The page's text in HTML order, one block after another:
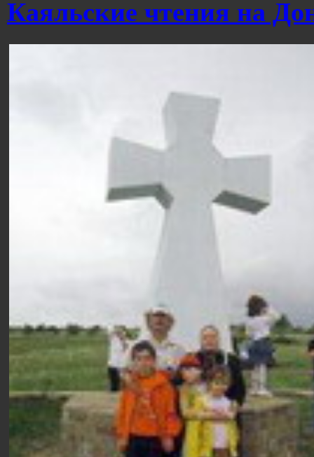
Каяльские чтения на